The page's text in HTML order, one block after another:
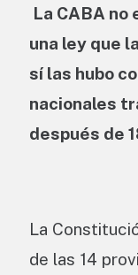
La CABA no
una ley que
sí las hubo
nacionales
después de
La
de las 14